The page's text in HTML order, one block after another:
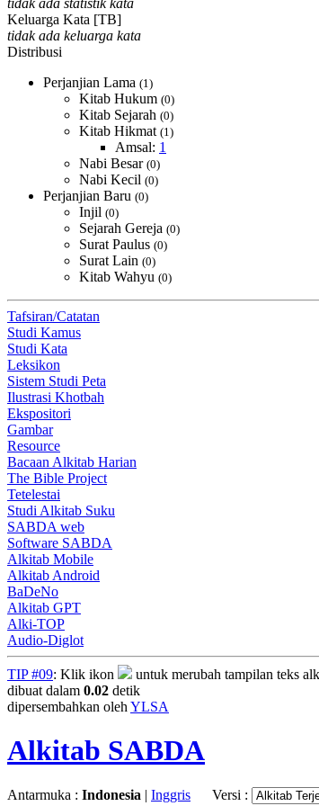
tidak ada statistik kata
Keluarga Kata [TB]
tidak ada keluarga kata
Distribusi
Perjanjian Lama (1)
Kitab Hukum (0)
Kitab Sejarah (0)
Kitab Hikmat (1)
Amsal: 1
Nabi Besar (0)
Nabi Kecil (0)
Perjanjian Baru (0)
Injil (0)
Sejarah Gereja (0)
Surat Paulus (0)
Surat Lain (0)
Kitab Wahyu (0)
Tafsiran/Catatan
Studi Kamus
Studi Kata
Leksikon
Sistem Studi Peta
Ilustrasi Khotbah
Ekspositori
Gambar
Resource
Bacaan Alkitab Harian
The Bible Project
Tetelestai
Studi Alkitab Suku
SABDA web
Software SABDA
Alkitab Mobile
Alkitab Android
BaDeNo
Alkitab GPT
Alki-TOP
Audio-Diglot
TIP #09: Klik ikon untuk merubah tampilan teks
dibuat dalam 0.02 detik
dipersembahkan oleh YLSA
Alkitab SABDA
Antarmuka : Indonesia | Inggris Versi :